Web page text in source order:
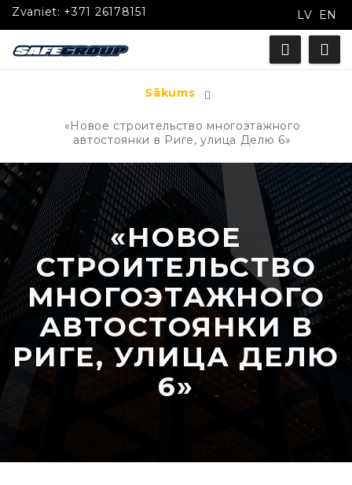
Zvaniet: +371 26178151 LV EN
Sākums
«Новое строительство многоэтажного
автостоянки в Риге, улица Делю 6»
«НОВОЕ
СТРОИТЕЛЬСТВО
МНОГОЭТАЖНОГО
АВТОСТОЯНКИ В
РИГЕ, УЛИЦА ДЕЛЮ
6»